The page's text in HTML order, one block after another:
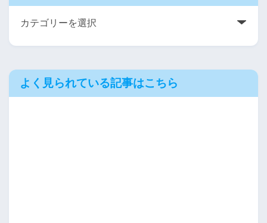
よく見られている記事はこちら